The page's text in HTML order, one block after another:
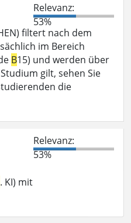
Relevanz:
53%
filtert nach dem
im Bereich
B15) und werden über
gilt, sehen Sie
die
Relevanz:
53%
. KI) mit